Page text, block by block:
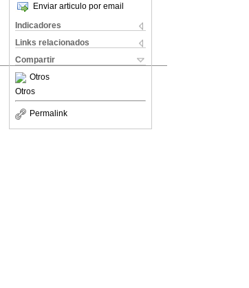
Enviar articulo por email
Indicadores
Links relacionados
Compartir
Otros
Otros
Permalink